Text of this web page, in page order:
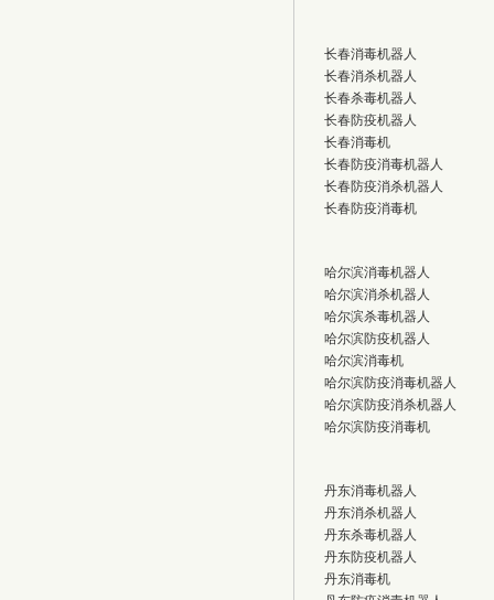
长春消毒机器人
长春消杀机器人
长春杀毒机器人
长春防疫机器人
长春消毒机
长春防疫消毒机器人
长春防疫消杀机器人
长春防疫消毒机
哈尔滨消毒机器人
哈尔滨消杀机器人
哈尔滨杀毒机器人
哈尔滨防疫机器人
哈尔滨消毒机
哈尔滨防疫消毒机器人
哈尔滨防疫消杀机器人
哈尔滨防疫消毒机
丹东消毒机器人
丹东消杀机器人
丹东杀毒机器人
丹东防疫机器人
丹东消毒机